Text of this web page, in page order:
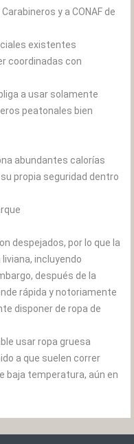
y a CONAF de
existentes
coordinadas con
a usar solamente
peatonales bien
abundantes calorías
propia seguridad dentro
despejados, por lo que la
incluyendo
después de la
rápida y notoriamente
disponer de ropa de
usar ropa gruesa
a que suelen correr
baja temperatura, aún en